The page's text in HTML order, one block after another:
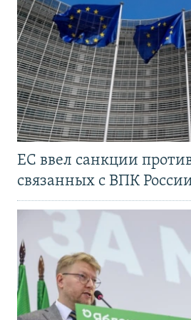
ЕС ввел санкции
связанных с ВПК